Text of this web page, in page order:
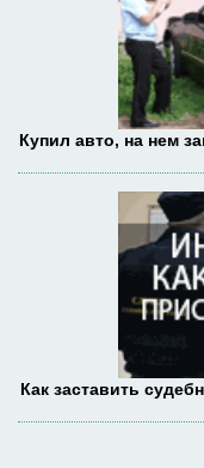
Купил авто, на нем
Как заставить